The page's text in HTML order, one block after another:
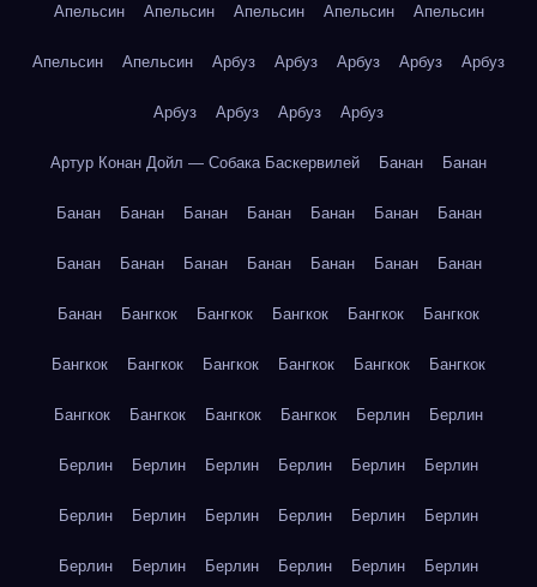
Апельсин Апельсин Апельсин Апельсин Апельсин
Апельсин Апельсин Арбуз Арбуз Арбуз Арбуз Арбуз
Арбуз Арбуз Арбуз Арбуз
Артур Конан Дойл — Собака Баскервилей Банан Банан
Банан Банан Банан Банан Банан Банан Банан
Банан Банан Банан Банан Банан Банан Банан
Банан Бангкок Бангкок Бангкок Бангкок Бангкок
Бангкок Бангкок Бангкок Бангкок Бангкок Бангкок
Бангкок Бангкок Бангкок Бангкок Берлин Берлин
Берлин Берлин Берлин Берлин Берлин Берлин
Берлин Берлин Берлин Берлин Берлин Берлин
Берлин Берлин Берлин Берлин Берлин Берлин